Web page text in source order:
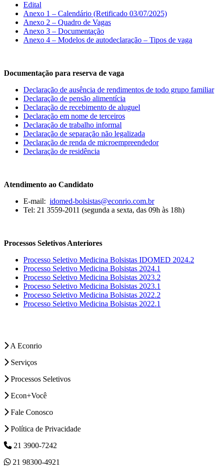
Edital
Anexo 1 – Calendário (Retificado 03/07/2025)
Anexo 2 – Quadro de Vagas
Anexo 3 – Documentação
Anexo 4 – Modelos de autodeclaração – Tipos de vaga
Documentação para reserva de vaga
Declaração de ausência de rendimentos de todo grupo familiar
Declaração de pensão alimentícia
Declaração de recebimento de aluguel
Declaração em nome de terceiros
Declaração de trabalho informal
Declaração de separação não legalizada
Declaração de renda de microempreendedor
Declaração de residência
Atendimento ao Candidato
E-mail: idomed-bolsistas@econrio.com.br
Tel: 21 3559-2011 (segunda a sexta, das 09h às 18h)
Processos Seletivos Anteriores
Processo Seletivo Medicina Bolsistas IDOMED 2024.2
Processo Seletivo Medicina Bolsistas 2024.1
Processo Seletivo Medicina Bolsistas 2023.2
Processo Seletivo Medicina Bolsistas 2023.1
Processo Seletivo Medicina Bolsistas 2022.2
Processo Seletivo Medicina Bolsistas 2022.1
A Econrio
Serviços
Processos Seletivos
Econ+Você
Fale Conosco
Política de Privacidade
21 3900-7242
21 98300-4921